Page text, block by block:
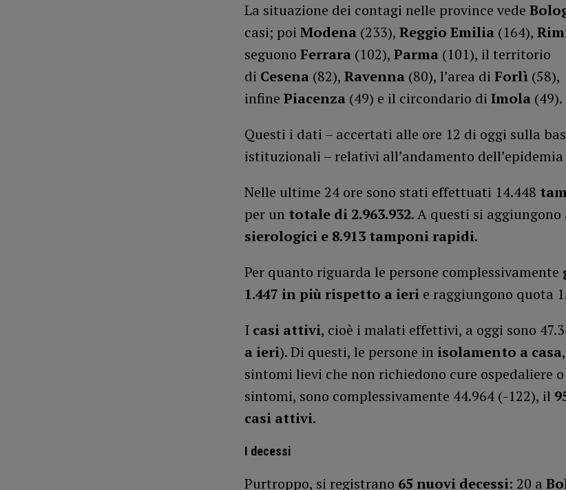
La situazione dei contagi nelle province vede
casi; poi Modena(233), Reggio Emilia(164),
seguono Ferrara(102), Parma(101), il territorio
di Cesena(82), Ravenna (80), l’area di Forlì (58),
infine Piacenza(49) e il circondario di Imola(49).
Questi i dati – accertati alle ore 12 di oggi sulla
istituzionali – relativi all’andamento
Nelle ultime 24 ore sono stati effettuati 14.448
per un totale di 2.963.932. A questi si aggiungono
sierologici e 8.913 tamponi rapidi.
Per quanto riguarda le persone complessivamente
1.447 in più rispetto a ierie raggiungono quota
I casi attivi, cioè i malati effettivi, a oggi sono
a ieri). Di questi, le persone in isolamento a casa
sintomi lievi che non richiedono cure ospedaliere
sintomi, sono complessivamente 44.964 (-122), il
casi attivi.
I decessi
Purtroppo, si registrano 65 nuovi decessi: 20 a